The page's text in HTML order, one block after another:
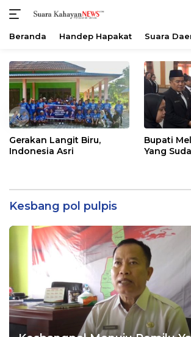
konten
Beranda Handep Hapakat Suara
«
Gerakan Langit Biru,
Indonesia Asri
Bupati
Yang
Kesbang pol pulpis